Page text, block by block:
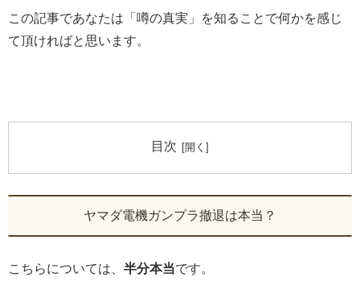
この記事であなたは「噂の真実」を知ることで何かを感じ
て頂ければと思います。
目次
ヤマダ電機ガンプラ撤退は本当？
こちらについては、 半分本当です。